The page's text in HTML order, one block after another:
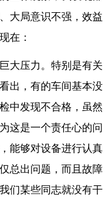
大局意识不强，效益
在：
大压力。特别是有关
出，有的车间基本没
中发现不合格，虽然
这是一个责任心的问
能够对设备进行认真
总出问题，而且故障
们某些同志就没有干